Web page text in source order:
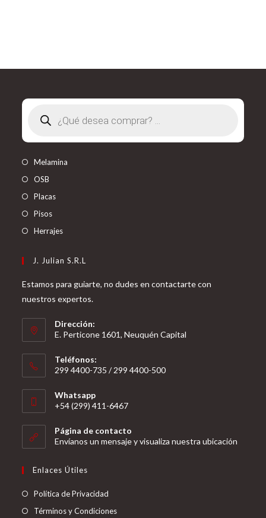
productos
Melamina
OSB
Placas
Pisos
Herrajes
J. Julian S.R.L
Estamos para guiarte, no dudes en contactarte con
nuestros expertos.
Dirección:
E. Perticone 1601, Neuquén Capital
Teléfonos:
299 4400-735 / 299 4400-500
abre
en
tu
aplicación
Whatsapp
+54 (299) 411-6467
abre
en
Página de contacto
Envíanos un mensaje y visualiza nuestra ubicación
Enlaces Útiles
Política de Privacidad
Términos y Condiciones